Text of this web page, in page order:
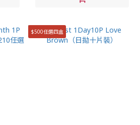
$500任選四盒